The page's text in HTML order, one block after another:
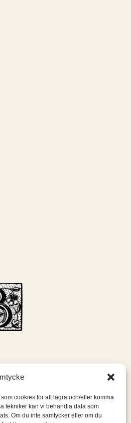
cookies för att lagra och/eller komma
tekniker kan vi behandla data som
Om du inte samtycker eller om du